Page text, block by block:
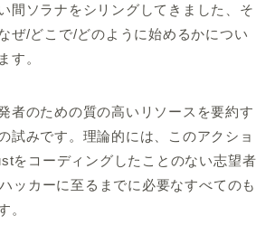
間ソラナをシリングしてきました、そ
ぜ/どこで/どのように始めるかについ
す。
者のための質の高いリソースを要約す
試みです。理論的には、このアクショ
をコーディングしたことのない志望者
ッカーに至るまでに必要なすべてのも
。